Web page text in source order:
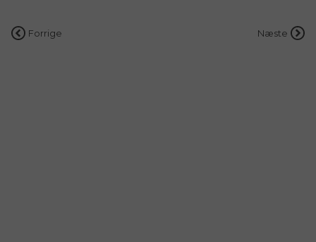
Indlægsnavigation
Forrige Næste